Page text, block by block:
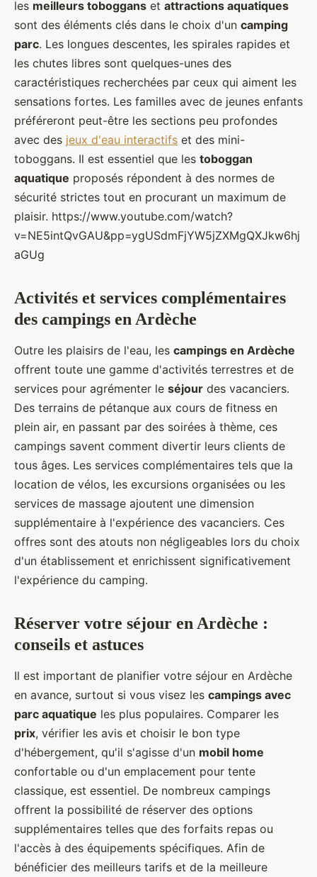
les meilleurs toboggans et attractions aquatiques
sont des éléments clés dans le choix d'un camping
parc. Les longues descentes, les spirales rapides et
les chutes libres sont quelques-unes des
caractéristiques recherchées par ceux qui aiment les
sensations fortes. Les familles avec de jeunes enfants
préféreront peut-être les sections peu profondes
avec des jeux d'eau interactifs et des mini-
toboggans. Il est essentiel que les toboggan
aquatique proposés répondent à des normes de
sécurité strictes tout en procurant un maximum de
plaisir. https://www.youtube.com/watch?
v=NE5intQvGAU&pp=ygUSdmFjYW5jZXMgQXJkw6hj
aGUg
Activités et services complémentaires
des campings en Ardèche
Outre les plaisirs de l'eau, les campings en Ardèche
offrent toute une gamme d'activités terrestres et de
services pour agrémenter le séjour des vacanciers.
Des terrains de pétanque aux cours de fitness en
plein air, en passant par des soirées à thème, ces
campings savent comment divertir leurs clients de
tous âges. Les services complémentaires tels que la
location de vélos, les excursions organisées ou les
services de massage ajoutent une dimension
supplémentaire à l'expérience des vacanciers. Ces
offres sont des atouts non négligeables lors du choix
d'un établissement et enrichissent significativement
l'expérience du camping.
Réserver votre séjour en Ardèche :
conseils et astuces
Il est important de planifier votre séjour en Ardèche
en avance, surtout si vous visez les campings avec
parc aquatique les plus populaires. Comparer les
prix, vérifier les avis et choisir le bon type
d'hébergement, qu'il s'agisse d'un mobil home
confortable ou d'un emplacement pour tente
classique, est essentiel. De nombreux campings
offrent la possibilité de réserver des options
supplémentaires telles que des forfaits repas ou
l'accès à des équipements spécifiques. Afin de
bénéficier des meilleurs tarifs et de la meilleure